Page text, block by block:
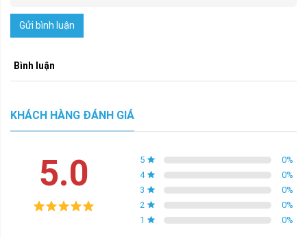
Gửi bình luận
Bình luận
KHÁCH HÀNG ĐÁNH GIÁ
5.0 5 0%
4
0%
3
0%
2
0%
1
0%